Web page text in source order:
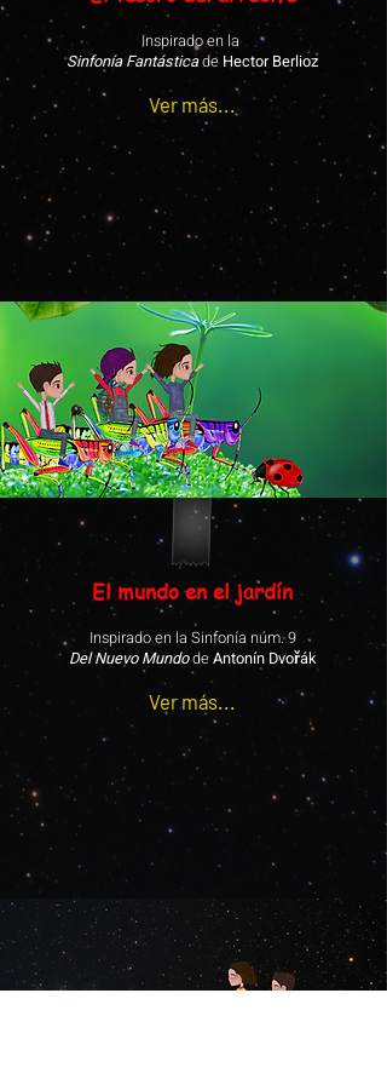
Inspirado en la
Sinfonía Fantásticade Hector Berlioz
Ver más...
El mundo en el jardín
Inspirado en la Sinfonía núm. 9
Del Nuevo Mundode Antonín Dvořák
Ver más...